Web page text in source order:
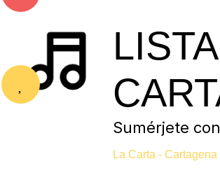
Sumérjete
La Carta -